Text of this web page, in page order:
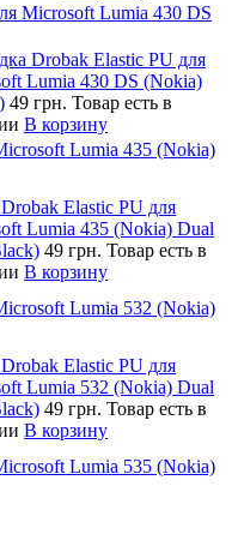
Microsoft Lumia 430 DS
Drobak Elastic PU для
Lumia 430 DS (Nokia)
49 грн. Товар есть в
В корзину
Lumia 435 (Nokia)
Elastic PU для
Lumia 435 (Nokia) Dual
49 грн. Товар есть в
В корзину
Lumia 532 (Nokia)
Elastic PU для
Lumia 532 (Nokia) Dual
49 грн. Товар есть в
В корзину
Lumia 535 (Nokia)